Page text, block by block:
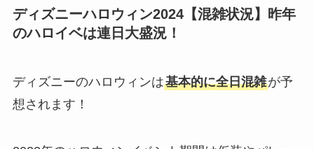
ディズニーハロウィン2024【混雑状況】昨年
のハロイベは連日大盛況！
ディズニーのハロウィンは基本的に全日混雑が予
想されます！